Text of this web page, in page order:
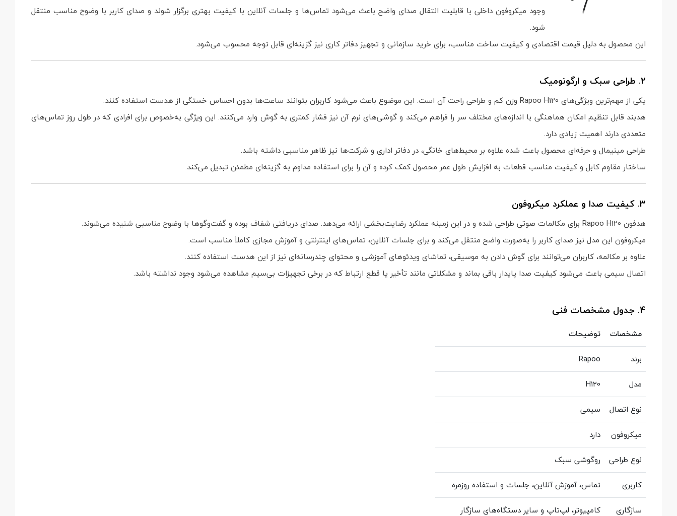
وجود میکروفون داخلی با قابلیت انتقال صدای واضح باعث می‌شود تماس‌ها و جلسات آنلاین با کیفیت بهتری برگزار شوند و صدای کاربر با وضوح مناسب منتقل
شود.
این محصول به دلیل قیمت اقتصادی و کیفیت ساخت مناسب، برای خرید سازمانی و تجهیز دفاتر کاری نیز گزینه‌ای قابل توجه محسوب می‌شود.
2. طراحی سبک و ارگونومیک
یکی از مهم‌ترین ویژگی‌های Rapoo H120 وزن کم و طراحی راحت آن است. این موضوع باعث می‌شود کاربران بتوانند ساعت‌ها بدون احساس خستگی از هدست استفاده کنند.
هدبند قابل تنظیم امکان هماهنگی با اندازه‌های مختلف سر را فراهم می‌کند و گوشی‌های نرم آن نیز فشار کمتری به گوش وارد می‌کنند. این ویژگی به‌خصوص برای افرادی که در طول روز تماس‌های
متعددی دارند اهمیت زیادی دارد.
طراحی مینیمال و حرفه‌ای محصول باعث شده علاوه بر محیط‌های خانگی، در دفاتر اداری و شرکت‌ها نیز ظاهر مناسبی داشته باشد.
ساختار مقاوم کابل و کیفیت مناسب قطعات به افزایش طول عمر محصول کمک کرده و آن را برای استفاده مداوم به گزینه‌ای مطمئن تبدیل می‌کند.
3. کیفیت صدا و عملکرد میکروفون
هدفون Rapoo H120 برای مکالمات صوتی طراحی شده و در این زمینه عملکرد رضایت‌بخشی ارائه می‌دهد. صدای دریافتی شفاف بوده و گفت‌وگوها با وضوح مناسبی شنیده می‌شوند.
میکروفون این مدل نیز صدای کاربر را به‌صورت واضح منتقل می‌کند و برای جلسات آنلاین، تماس‌های اینترنتی و آموزش مجازی کاملاً مناسب است.
علاوه بر مکالمه، کاربران می‌توانند برای گوش دادن به موسیقی، تماشای ویدئوهای آموزشی و محتوای چندرسانه‌ای نیز از این هدست استفاده کنند.
اتصال سیمی باعث می‌شود کیفیت صدا پایدار باقی بماند و مشکلاتی مانند تأخیر یا قطع ارتباط که در برخی تجهیزات بی‌سیم مشاهده می‌شود وجود نداشته باشد.
4. جدول مشخصات فنی
مشخصات
توضیحات
برند
Rapoo
مدل
H120
نوع اتصال
سیمی
میکروفون
دارد
نوع طراحی
روگوشی سبک
کاربری
تماس، آموزش آنلاین، جلسات و استفاده روزمره
سازگاری
کامپیوتر، لپ‌تاپ و سایر دستگاه‌های سازگار